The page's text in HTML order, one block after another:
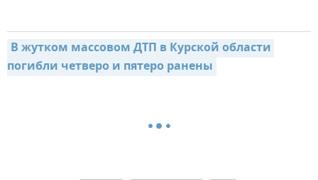
В жутком массовом ДТП в Курской области
погибли четверо и пятеро ранены